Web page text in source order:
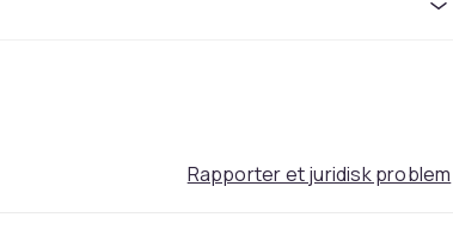
Rapporter et juridisk problem